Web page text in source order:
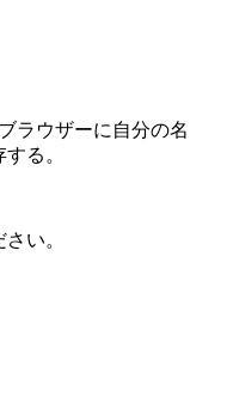
ラウザーに自分の名
る。
い。